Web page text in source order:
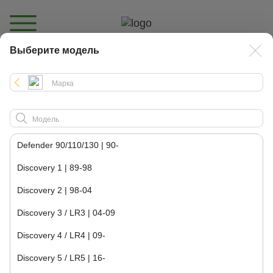
Выберите модель
Defender 90/110/130 | 90-
Discovery 1 | 89-98
Discovery 2 | 98-04
Discovery 3 / LR3 | 04-09
Discovery 4 / LR4 | 09-
Discovery 5 / LR5 | 16-